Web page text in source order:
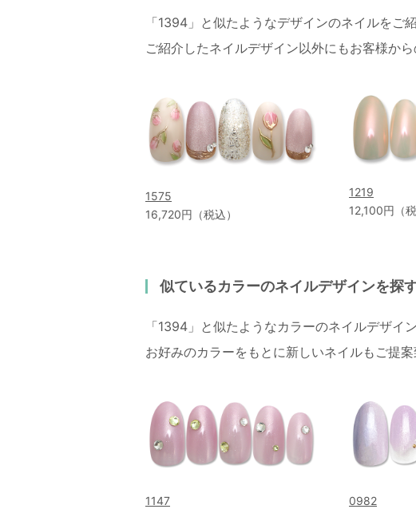
「1394」と似たようなデザインのネイルをご
ご紹介したネイルデザイン以外にもお客様か
1575
16,720円（税込）
1219
12,100円（税
似ているカラーのネイルデザインを探
「1394」と似たようなカラーのネイルデザイ
お好みのカラーをもとに新しいネイルもご提案
1147
0982